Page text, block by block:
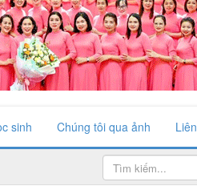
sinh Chúng tôi qua ảnh